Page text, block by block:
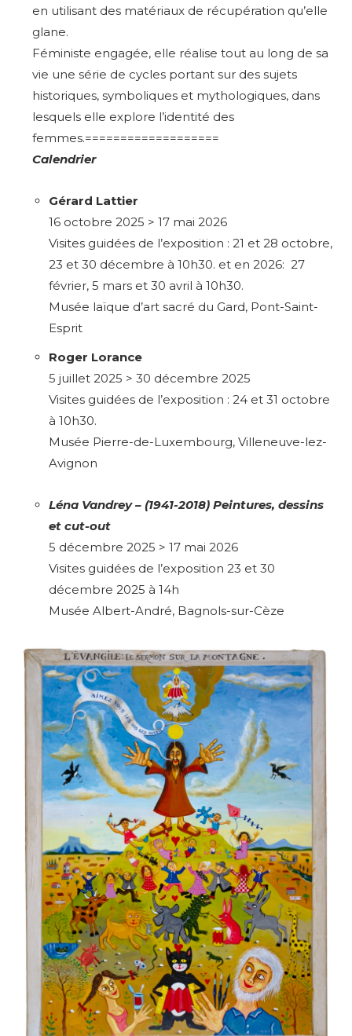
Adresse email*
Nom
Statut / Organisation
J'accepte lestermes et conditions
* Champ obligatoire
Adresse email*
Nom
Prénom
Statut / Organisation
J'accepte lestermes et conditions
* Champ obligatoire
en utilisant des matériaux de récupération qu’elle
glane.
Féministe engagée, elle réalise tout au long de sa
vie une série de cycles portant sur des sujets
historiques, symboliques et mythologiques, dans
lesquels elle explore l’identité des
femmes.===================
Calendrier
Gérard Lattier
16 octobre 2025 > 17 mai 2026
Visites guidées de l’exposition : 21 et 28 octobre,
23 et 30 décembre à 10h30. et en 2026: 27
février, 5 mars et 30 avril à 10h30.
Musée laïque d’art sacré du Gard, Pont-Saint-
Esprit
Roger Lorance
5 juillet 2025 > 30 décembre 2025
Visites guidées de l’exposition : 24 et 31 octobre
à 10h30.
Musée Pierre-de-Luxembourg, Villeneuve-lez-
Avignon
Léna Vandrey – (1941-2018) Peintures, dessins
et cut-out
5 décembre 2025 > 17 mai 2026
Visites guidées de l’exposition 23 et 30
décembre 2025 à 14h
Musée Albert-André, Bagnols-sur-Cèze